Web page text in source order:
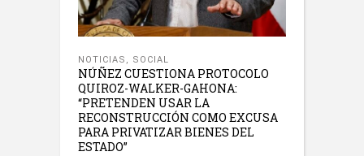
NOTICIAS , SOCIAL
NÚÑEZ CUESTIONA PROTOCOLO
QUIROZ-WALKER-GAHONA:
“PRETENDEN USAR LA
RECONSTRUCCIÓN COMO EXCUSA
PARA PRIVATIZAR BIENES DEL
ESTADO”